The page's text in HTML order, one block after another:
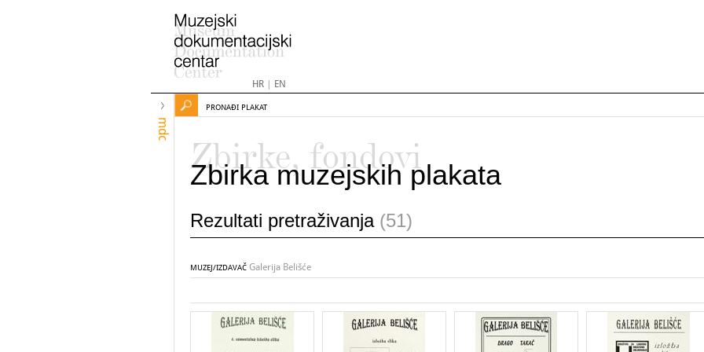
HR| EN
mdc
PRONAĐI PLAKAT
Zbirke, fondovi
Zbirka muzejskih plakata
Rezultati pretraživanja (51)
MUZEJ/IZDAVAČ Galerija Belišće